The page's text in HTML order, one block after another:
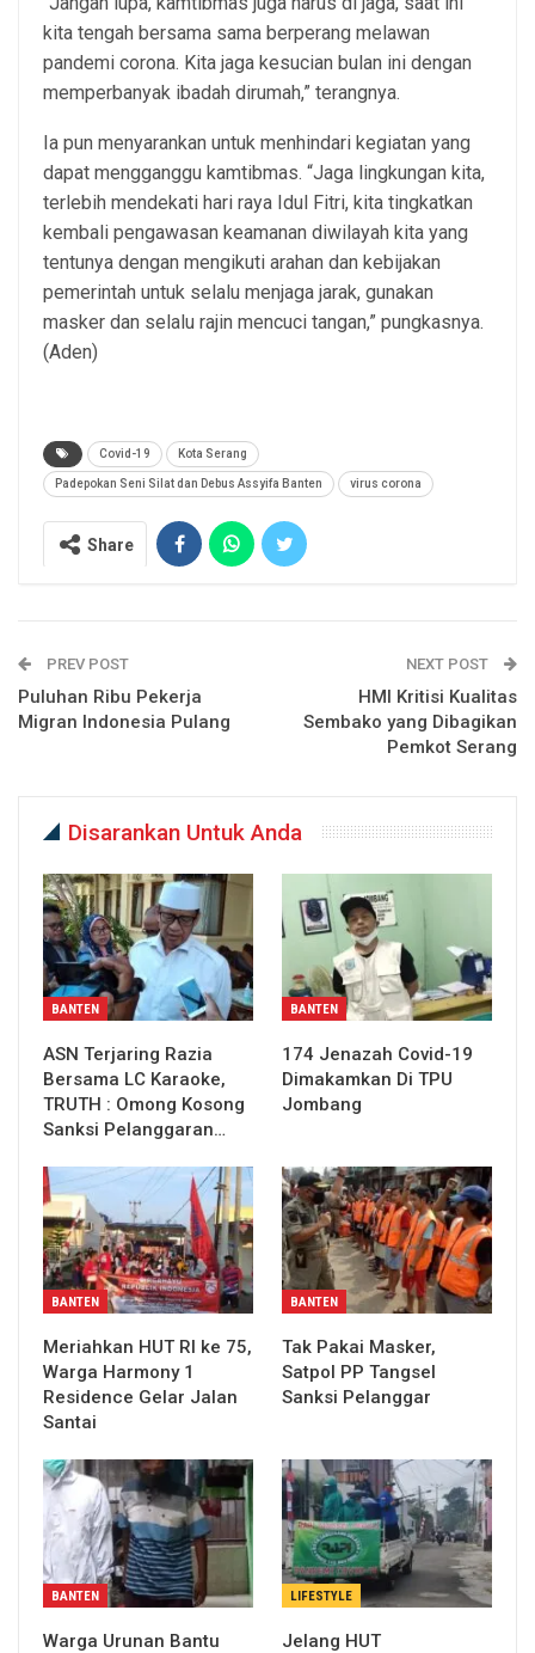
kita tengah bersama sama berperang melawan
pandemi corona. Kita jaga kesucian bulan ini dengan
memperbanyak ibadah dirumah,” terangnya.
Ia pun menyarankan untuk menhindari kegiatan yang
dapat mengganggu kamtibmas. “Jaga lingkungan kita,
terlebih mendekati hari raya Idul Fitri, kita tingkatkan
kembali pengawasan keamanan diwilayah kita yang
tentunya dengan mengikuti arahan dan kebijakan
pemerintah untuk selalu menjaga jarak, gunakan
masker dan selalu rajin mencuci tangan,” pungkasnya.
(Aden)
Covid-19 Kota Serang
Padepokan Seni Silat dan Debus Assyifa Banten virus corona
Share
PREV POST
Puluhan Ribu Pekerja
Migran Indonesia Pulang
NEXT POST
HMI Kritisi Kualitas
Sembako yang Dibagikan
Pemkot Serang
Disarankan Untuk Anda
BANTEN
ASN Terjaring Razia
Bersama LC Karaoke,
TRUTH : Omong Kosong
Sanksi Pelanggaran…
BANTEN
174 Jenazah Covid-19
Dimakamkan Di TPU
Jombang
BANTEN
Meriahkan HUT RI ke 75,
Warga Harmony 1
Residence Gelar Jalan
Santai
BANTEN
Tak Pakai Masker,
Satpol PP Tangsel
Sanksi Pelanggar
BANTEN
Warga Urunan Bantu
LIFESTYLE
Jelang HUT